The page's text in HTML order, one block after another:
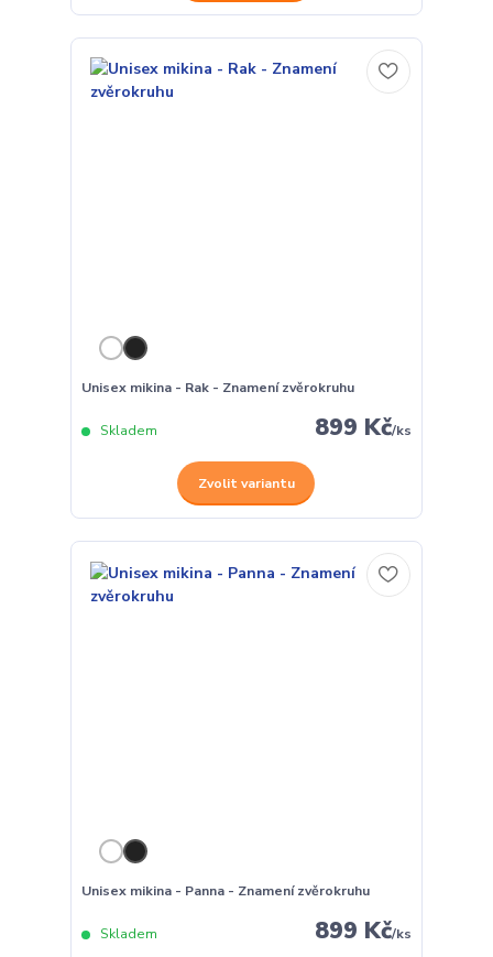
Unisex mikina - Rak - Znamení zvěrokruhu
899 Kč/ks
Skladem
Zvolit variantu
Unisex mikina - Panna - Znamení zvěrokruhu
899 Kč/ks
Skladem